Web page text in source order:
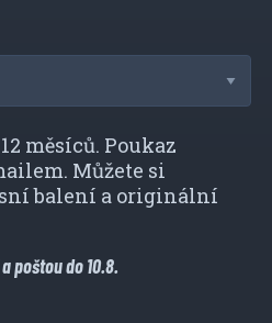
měsíců. Poukaz
Můžete si
balení a originální
poštou do 10.8.